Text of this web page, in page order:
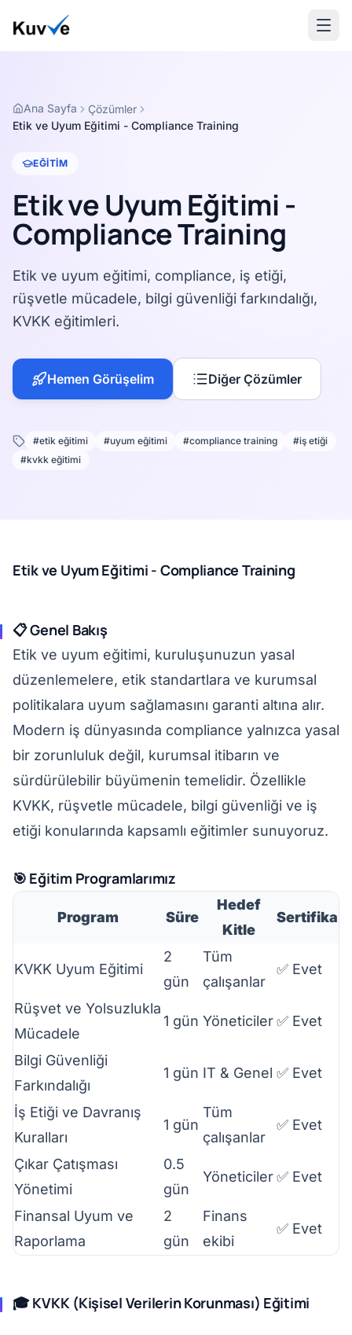
Ana Sayfa
Çözümler
Etik ve Uyum Eğitimi - Compliance Training
EĞITIM
Etik ve Uyum Eğitimi -
Compliance Training
Etik ve uyum eğitimi, compliance, iş etiği,
rüşvetle mücadele, bilgi güvenliği farkındalığı,
KVKK eğitimleri.
Hemen Görüşelim Diğer Çözümler
#etik eğitimi #uyum eğitimi #compliance training
#iş etiği
#kvkk eğitimi
Etik ve Uyum Eğitimi - Compliance Training
📋 Genel Bakış
Etik ve uyum eğitimi, kuruluşunuzun yasal
düzenlemelere, etik standartlara ve kurumsal
politikalara uyum sağlamasını garanti altına alır.
Modern iş dünyasında compliance yalnızca yasal
bir zorunluluk değil, kurumsal itibarın ve
sürdürülebilir büyümenin temelidir. Özellikle
KVKK, rüşvetle mücadele, bilgi güvenliği ve iş
etiği konularında kapsamlı eğitimler sunuyoruz.
🎯 Eğitim Programlarımız
Program Süre
Hedef
Kitle
Sertifika
KVKK Uyum Eğitimi
2
gün
Tüm
çalışanlar
✅ Evet
Rüşvet ve Yolsuzlukla
Mücadele
1 gün Yöneticiler✅ Evet
Bilgi Güvenliği
Farkındalığı
1 gün IT & Genel ✅ Evet
İş Etiği ve Davranış
Kuralları
1 gün
Tüm
çalışanlar
✅ Evet
Çıkar Çatışması
Yönetimi
0.5
gün
Yöneticiler✅ Evet
Finansal Uyum ve
Raporlama
2
gün
Finans
ekibi
✅ Evet
🎓 KVKK (Kişisel Verilerin Korunması) Eğitimi